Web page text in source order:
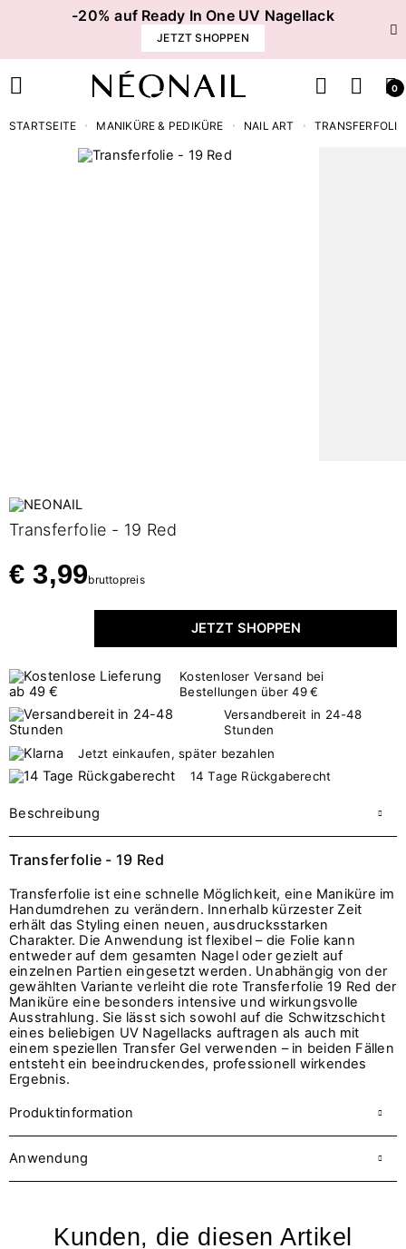
-20% auf Ready In One UV Nagellack
JETZT SHOPPEN
0
STARTSEITE MANIKÜRE & PEDIKÜRE NAIL ART TRANSFERFOLIE
Transferfolie - 19 Red
€ 3,99bruttopreis
JETZT SHOPPEN
Kostenloser Versand bei
Bestellungen über 49 €
Versandbereit in 24-48
Stunden
Jetzt einkaufen, später bezahlen
14 Tage Rückgaberecht
Beschreibung
Transferfolie - 19 Red
Transferfolie ist eine schnelle Möglichkeit, eine Maniküre im
Handumdrehen zu verändern. Innerhalb kürzester Zeit
erhält das Styling einen neuen, ausdrucksstarken
Charakter. Die Anwendung ist flexibel – die Folie kann
entweder auf dem gesamten Nagel oder gezielt auf
einzelnen Partien eingesetzt werden. Unabhängig von der
gewählten Variante verleiht die rote Transferfolie 19 Red der
Maniküre eine besonders intensive und wirkungsvolle
Ausstrahlung. Sie lässt sich sowohl auf die Schwitzschicht
eines beliebigen UV Nagellacks auftragen als auch mit
einem speziellen Transfer Gel verwenden – in beiden Fällen
entsteht ein beeindruckendes, professionell wirkendes
Ergebnis.
Produktinformation
Anwendung
Kunden, die diesen Artikel